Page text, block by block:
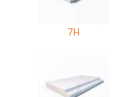
7H